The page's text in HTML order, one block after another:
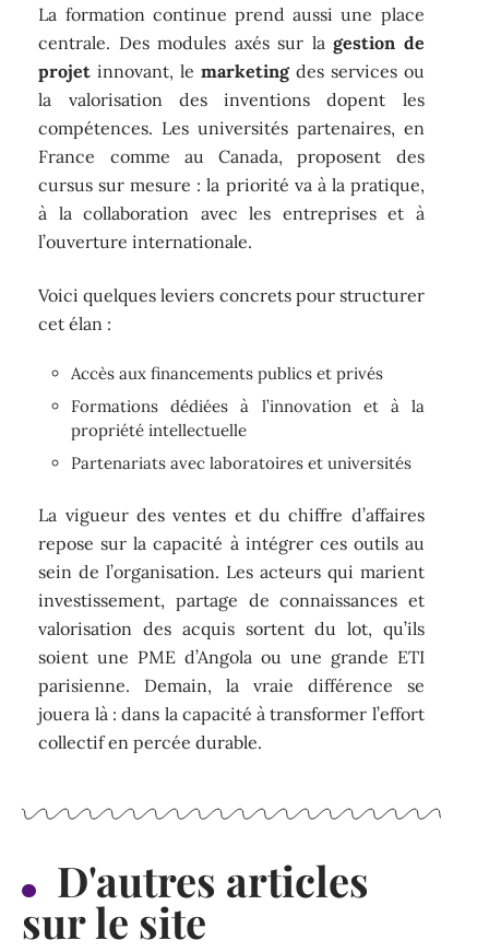
La formation continue prend aussi une place
centrale. Des modules axés sur lagestion de
projet innovant, le marketingdes services ou
la valorisation des inventions dopent les
compétences. Les universités partenaires, en
France comme au Canada, proposent des
cursus sur mesure : la priorité va à la pratique,
à la collaboration avec les entreprises et à
l’ouverture internationale.
Voici quelques leviers concrets pour structurer
cet élan :
Accès aux financements publics et privés
Formations dédiées à l’innovation et à la
propriété intellectuelle
Partenariats avec laboratoires et universités
La vigueur des ventes et du chiffre d’affaires
repose sur la capacité à intégrer ces outils au
sein de l’organisation. Les acteurs qui marient
investissement, partage de connaissances et
valorisation des acquis sortent du lot, qu’ils
soient une PME d’Angola ou une grande ETI
parisienne. Demain, la vraie différence se
jouera là : dans la capacité à transformer l’effort
collectif en percée durable.
D'autres articles
sur le site